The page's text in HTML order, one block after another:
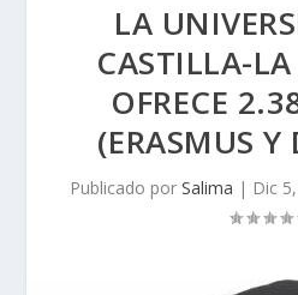
LA
CASTILLA-
OFRECE
(ERASMUS
Publicado por Salima | Dic